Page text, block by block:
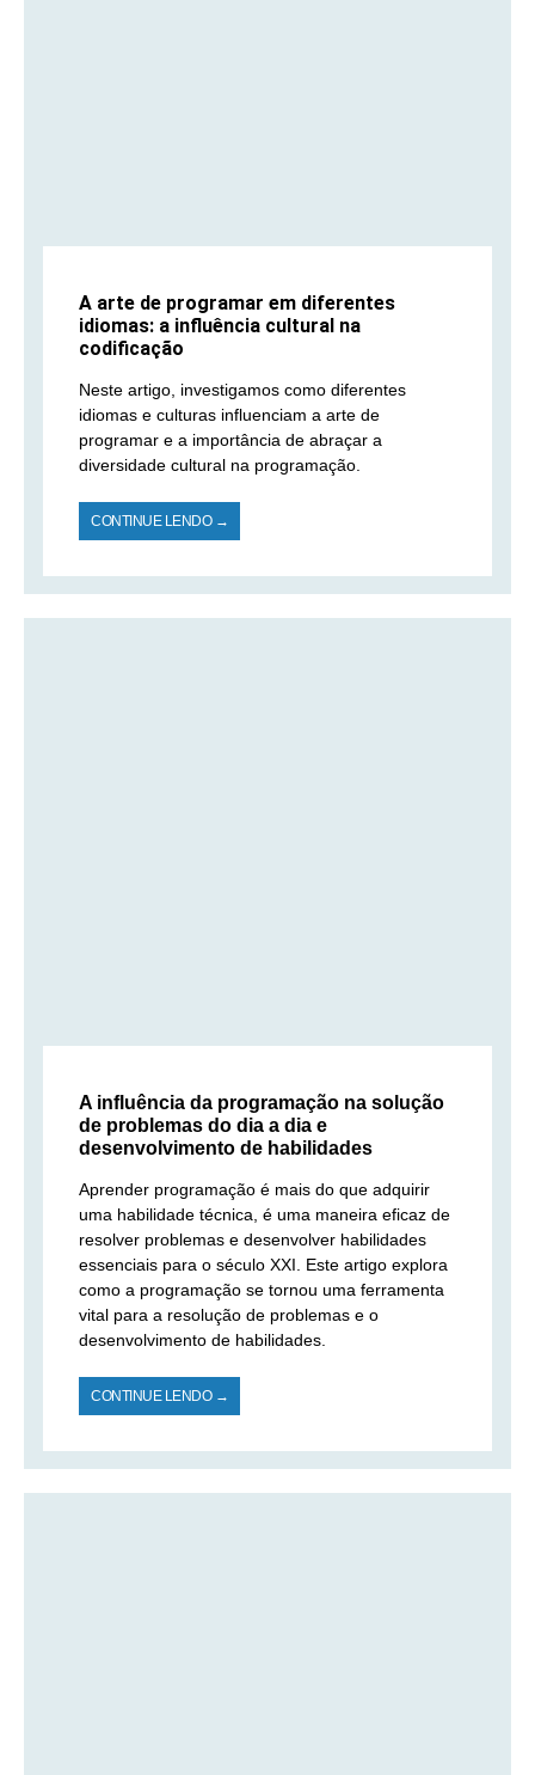
A arte de programar em diferentes
idiomas: a influência cultural na
codificação
Neste artigo, investigamos como diferentes
idiomas e culturas influenciam a arte de
programar e a importância de abraçar a
diversidade cultural na programação.
CONTINUE LENDO →
A influência da programação na solução
de problemas do dia a dia e
desenvolvimento de habilidades
Aprender programação é mais do que adquirir
uma habilidade técnica, é uma maneira eficaz de
resolver problemas e desenvolver habilidades
essenciais para o século XXI. Este artigo explora
como a programação se tornou uma ferramenta
vital para a resolução de problemas e o
desenvolvimento de habilidades.
CONTINUE LENDO →